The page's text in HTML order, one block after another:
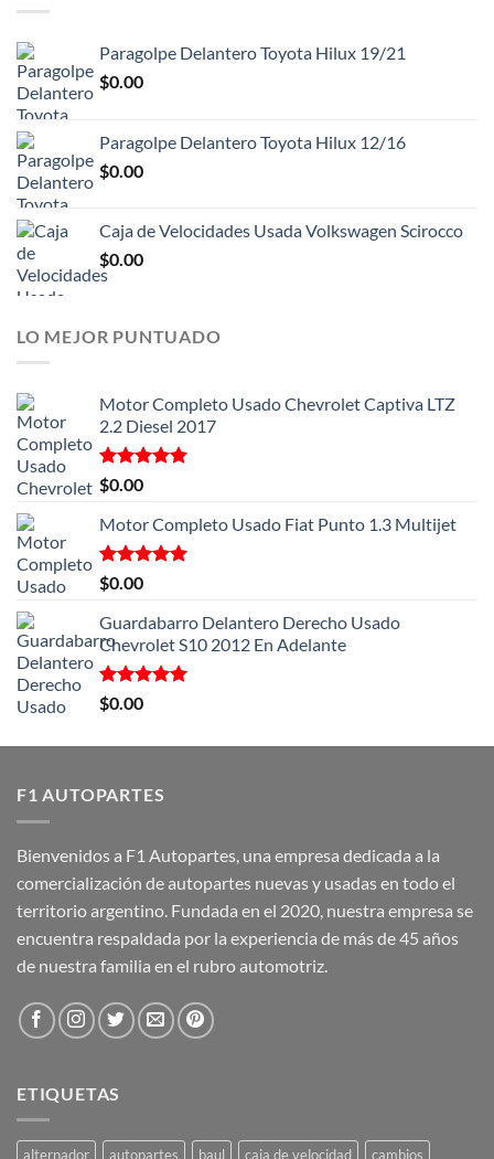
Paragolpe Delantero Toyota Hilux 19/21
$0.00
Paragolpe Delantero Toyota Hilux 12/16
$0.00
Caja de Velocidades Usada Volkswagen Scirocco
$0.00
LO MEJOR PUNTUADO
Motor Completo Usado Chevrolet Captiva LTZ
2.2 Diesel 2017
Valorado
con
de 5
$0.00
Motor Completo Usado Fiat Punto 1.3 Multijet
Valorado
con
de 5
$0.00
Guardabarro Delantero Derecho Usado
Chevrolet S10 2012 En Adelante
Valorado
con
$0.00
F1 AUTOPARTES
Bienvenidos a F1 Autopartes, una empresa dedicada a la
comercialización de autopartes nuevas y usadas en todo el
territorio argentino. Fundada en el 2020, nuestra empresa se
encuentra respaldada por la experiencia de más de 45 años
de nuestra familia en el rubro automotriz.
ETIQUETAS
alternador autopartes baul caja de velocidad cambios